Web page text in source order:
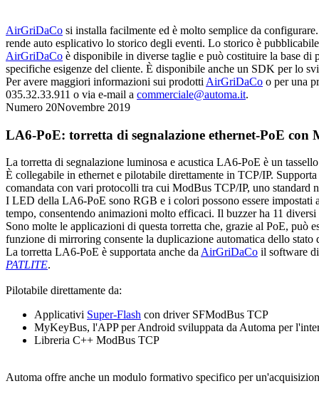
AirGriDaCo si installa facilmente ed è molto semplice da
rende auto esplicativo lo storico degli eventi. Lo storico è
AirGriDaCo è disponibile in diverse taglie e può costituire la base
specifiche esigenze del cliente. È disponibile anche un SDK per lo
Per avere maggiori informazioni sui prodotti AirGriDaCo o per una
035.32.33.911 o via e-mail a commerciale@automa.it.
Numero 20Novembre 2019
LA6-PoE: torretta di segnalazione ethernet-PoE con
La torretta di segnalazione luminosa e acustica LA6-PoE è un
È collegabile in ethernet e pilotabile direttamente in TCP/IP.
comandata con vari protocolli tra cui ModBus TCP/IP, uno standard
I LED della LA6-PoE sono RGB e i colori possono essere impostati
tempo, consentendo animazioni molto efficaci. Il buzzer ha 11
Sono molte le applicazioni di questa torretta che, grazie al PoE, può
funzione di mirroring consente la duplicazione automatica dello stato
La torretta LA6-PoE è supportata anche da AirGriDaCo il software
PATLITE.
Pilotabile direttamente da:
Applicativi Super-Flash con driver SFModBus TCP
MyKeyBus, l'APP per Android sviluppata da Automa per
Libreria C++ ModBus TCP
Automa offre anche un modulo formativo specifico per